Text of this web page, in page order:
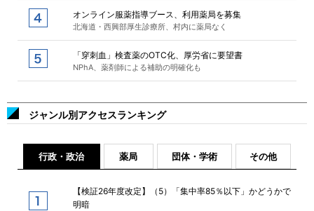
オンライン服薬指導ブース、利用薬局を募集
北海道・西興部厚生診療所、村内に薬局なく
「穿刺血」検査薬のOTC化、厚労省に要望書
NPhA、薬剤師による補助の明確化も
ジャンル別アクセスランキング
行政・政治 薬局 団体・学術 その他
【検証26年度改定】（5）「集中率85％以下」かどうかで
明暗